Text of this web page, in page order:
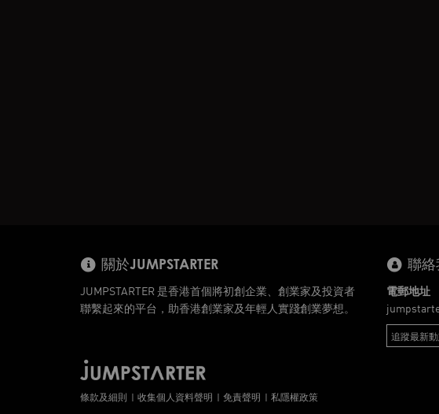
關於JUMPSTARTER
JUMPSTARTER 是香港首個將初創企業、創業家及投資者
聯繫起來的平台，助香港創業家及年輕人實踐創業夢想。
聯絡
電郵地址
追蹤最新
條款及細則 收集個人資料聲明 免責聲明 私隱權政策